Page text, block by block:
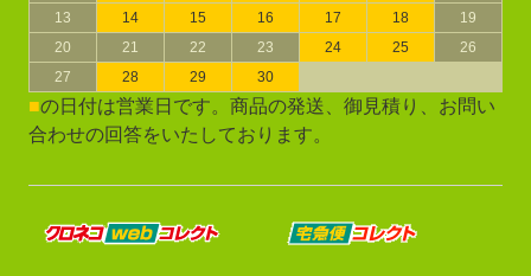
13
14 15 16 17 18
19
20
21 22 23 24 25
26
27
28 29 30
■の日付は営業日です。商品の発送、御見積り、お問い
合わせの回答をいたしております。